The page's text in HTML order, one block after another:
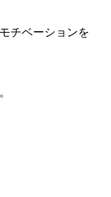
チベーションを